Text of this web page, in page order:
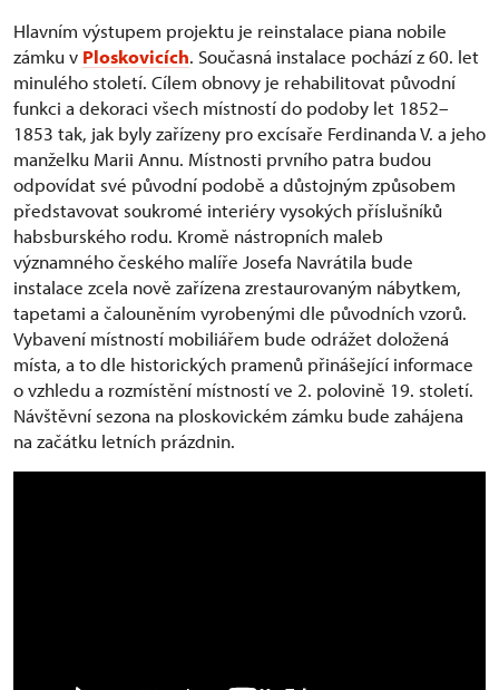
Hlavním výstupem projektu je reinstalace piana nobile
zámku v Ploskovicích. Současná instalace pochází z 60. let
minulého století. Cílem obnovy je rehabilitovat původní
funkci a dekoraci všech místností do podoby let 1852–
1853 tak, jak byly zařízeny pro excísaře Ferdinanda V. a jeho
manželku Marii Annu. Místnosti prvního patra budou
odpovídat své původní podobě a důstojným způsobem
představovat soukromé interiéry vysokých příslušníků
habsburského rodu. Kromě nástropních maleb
významného českého malíře Josefa Navrátila bude
instalace zcela nově zařízena zrestaurovaným nábytkem,
tapetami a čalouněním vyrobenými dle původních vzorů.
Vybavení místností mobiliářem bude odrážet doložená
místa, a to dle historických pramenů přinášející informace
o vzhledu a rozmístění místností ve 2. polovině 19. století.
Návštěvní sezona na ploskovickém zámku bude zahájena
na začátku letních prázdnin.